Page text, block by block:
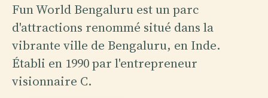
Fun World Bengaluru est un parc
d'attractions renommé situé dans la
vibrante ville de Bengaluru, en Inde.
Établi en 1990 par l'entrepreneur
visionnaire C.